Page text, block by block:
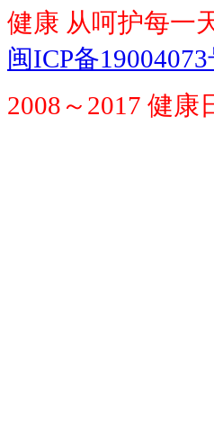
健康 从呵护每
闽ICP备
2008～2017 健康